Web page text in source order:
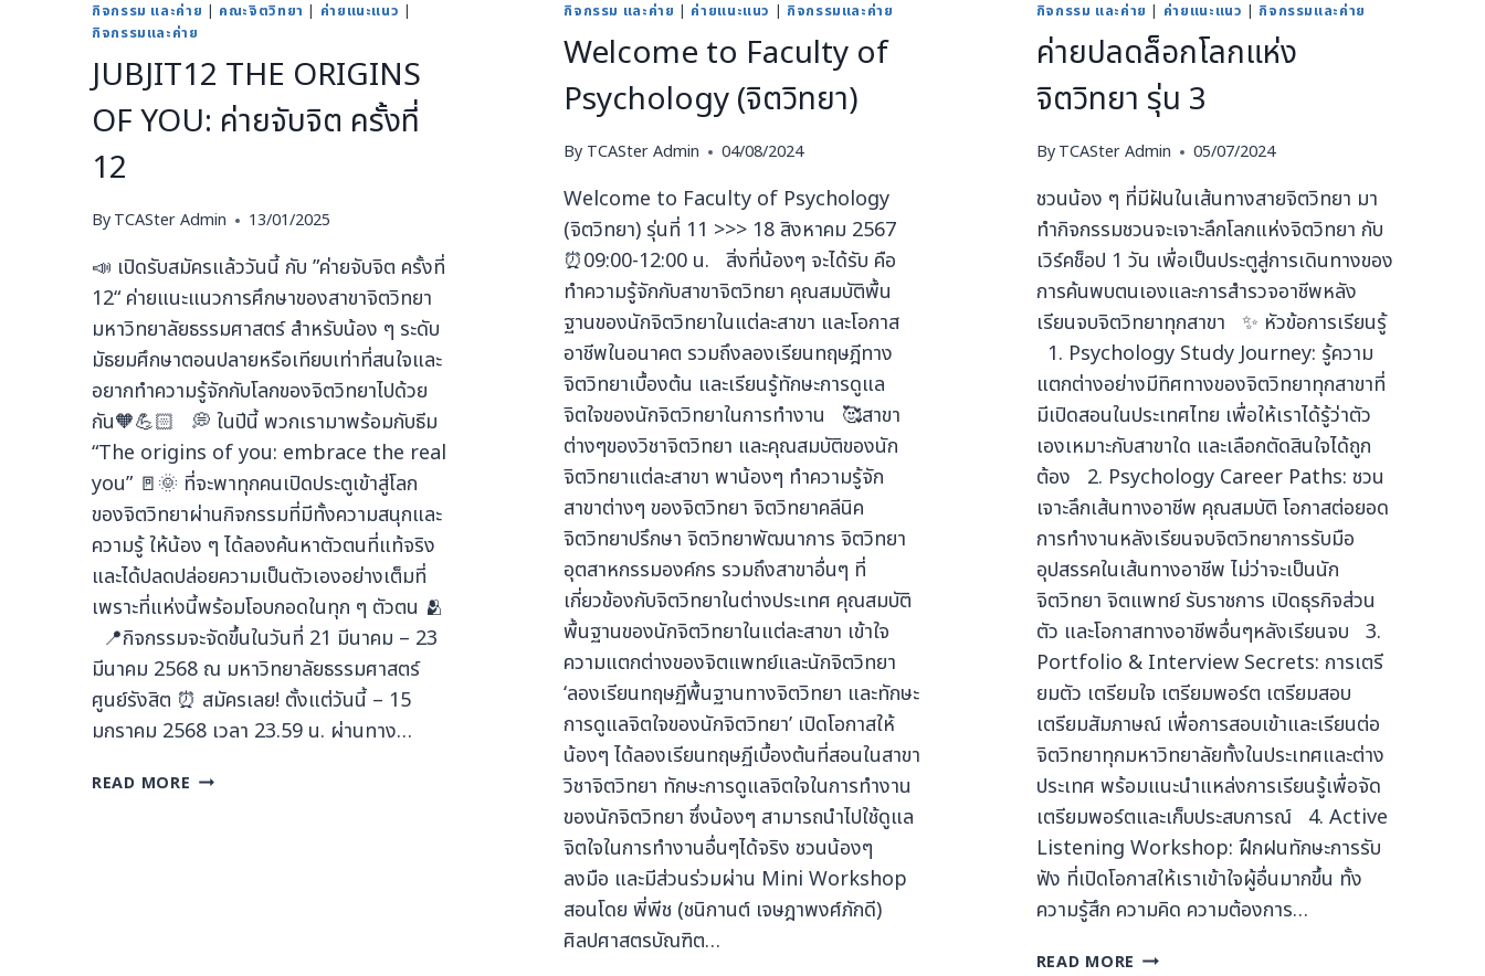
กิจกรรม และค่าย คณะจิตวิทยา ค่ายแนะแนว
กิจกรรมและค่าย
JUBJIT12 THE ORIGINS
OF YOU: ค่ายจับจิต ครั้งที่
12
ByTCASter Admin 13/01/2025
📣 เปิดรับสมัครแล้ววันนี้ กับ ”ค่ายจับจิต ครั้งที่
12“ ค่ายแนะแนวการศึกษาของสาขาจิตวิทยา
มหาวิทยาลัยธรรมศาสตร์ สำหรับน้อง ๆ ระดับ
มัธยมศึกษาตอนปลายหรือเทียบเท่าที่สนใจและ
อยากทำความรู้จักกับโลกของจิตวิทยาไปด้วย
กัน🧡💪🏻 💭 ในปีนี้ พวกเรามาพร้อมกับธีม
“The origins of you: embrace the real
you” 🚪🌞 ที่จะพาทุกคนเปิดประตูเข้าสู่โลก
ของจิตวิทยาผ่านกิจกรรมที่มีทั้งความสนุกและ
ความรู้ ให้น้อง ๆ ได้ลองค้นหาตัวตนที่แท้จริง
และได้ปลดปล่อยความเป็นตัวเองอย่างเต็มที่
เพราะที่แห่งนี้พร้อมโอบกอดในทุก ๆ ตัวตน 🫂
📍กิจกรรมจะจัดขึ้นในวันที่ 21 มีนาคม – 23
มีนาคม 2568 ณ มหาวิทยาลัยธรรมศาสตร์
ศูนย์รังสิต ⏰ สมัครเลย! ตั้งแต่วันนี้ – 15
มกราคม 2568 เวลา 23.59 น. ผ่านทาง…
READ MORE
กิจกรรม และค่าย ค่ายแนะแนว กิจกรรมและค่าย
Welcome to Faculty of
Psychology (จิตวิทยา)
By TCASter Admin 04/08/2024
Welcome to Faculty of Psychology
(จิตวิทยา) รุ่นที่ 11 >>> 18 สิงหาคม 2567
⏰09:00-12:00 น. สิ่งที่น้องๆ จะได้รับ คือ
ทำความรู้จักกับสาขาจิตวิทยา คุณสมบัติพื้น
ฐานของนักจิตวิทยาในแต่ละสาขา และโอกาส
อาชีพในอนาคต รวมถึงลองเรียนทฤษฎีทาง
จิตวิทยาเบื้องต้น และเรียนรู้ทักษะการดูแล
จิตใจของนักจิตวิทยาในการทำงาน 🥰สาขา
ต่างๆของวิชาจิตวิทยา และคุณสมบัติของนัก
จิตวิทยาแต่ละสาขา พาน้องๆ ทำความรู้จัก
สาขาต่างๆ ของจิตวิทยา จิตวิทยาคลีนิค
จิตวิทยาปรึกษา จิตวิทยาพัฒนาการ จิตวิทยา
อุตสาหกรรมองค์กร รวมถึงสาขาอื่นๆ ที่
เกี่ยวข้องกับจิตวิทยาในต่างประเทศ คุณสมบัติ
พื้นฐานของนักจิตวิทยาในแต่ละสาขา เข้าใจ
ความแตกต่างของจิตแพทย์และนักจิตวิทยา
‘ลองเรียนทฤษฏีพื้นฐานทางจิตวิทยา และทักษะ
การดูแลจิตใจของนักจิตวิทยา’ เปิดโอกาสให้
น้องๆ ได้ลองเรียนทฤษฏีเบื้องต้นที่สอนในสาขา
วิชาจิตวิทยา ทักษะการดูแลจิตใจในการทำงาน
ของนักจิตวิทยา ซึ่งน้องๆ สามารถนำไปใช้ดูแล
จิตใจในการทำงานอื่นๆได้จริง ชวนน้องๆ
ลงมือ และมีส่วนร่วมผ่าน Mini Workshop
สอนโดย พี่พีช (ชนิกานต์ เจษฎาพงศ์ภักดี)
ศิลปศาสตรบัณฑิต…
กิจกรรม และค่าย ค่ายแนะแนว กิจกรรมและค่าย
ค่ายปลดล็อกโลกแห่ง
จิตวิทยา รุ่น 3
By TCASter Admin 05/07/2024
ชวนน้อง ๆ ที่มีฝันในเส้นทางสายจิตวิทยา มา
ทำกิจกรรมชวนจะเจาะลึกโลกแห่งจิตวิทยา กับ
เวิร์คช็อป 1 วัน เพื่อเป็นประตูสู่การเดินทางของ
การค้นพบตนเองและการสำรวจอาชีพหลัง
เรียนจบจิตวิทยาทุกสาขา ✨ หัวข้อการเรียนรู้
1. Psychology Study Journey: รู้ความ
แตกต่างอย่างมีทิศทางของจิตวิทยาทุกสาขาที่
มีเปิดสอนในประเทศไทย เพื่อให้เราได้รู้ว่าตัว
เองเหมาะกับสาขาใด และเลือกตัดสินใจได้ถูก
ต้อง 2. Psychology Career Paths: ชวน
เจาะลึกเส้นทางอาชีพ คุณสมบัติ โอกาสต่อยอด
การทำงานหลังเรียนจบจิตวิทยาการรับมือ
อุปสรรคในเส้นทางอาชีพ ไม่ว่าจะเป็นนัก
จิตวิทยา จิตแพทย์ รับราชการ เปิดธุรกิจส่วน
ตัว และโอกาสทางอาชีพอื่นๆหลังเรียนจบ 3.
Portfolio & Interview Secrets: การเตรี
ยมตัว เตรียมใจ เตรียมพอร์ต เตรียมสอบ
เตรียมสัมภาษณ์ เพื่อการสอบเข้าและเรียนต่อ
จิตวิทยาทุกมหาวิทยาลัยทั้งในประเทศและต่าง
ประเทศ พร้อมแนะนำแหล่งการเรียนรู้เพื่อจัด
เตรียมพอร์ตและเก็บประสบการณ์ 4. Active
Listening Workshop: ฝึกฝนทักษะการรับ
ฟัง ที่เปิดโอกาสให้เราเข้าใจผู้อื่นมากขึ้น ทั้ง
ความรู้สึก ความคิด ความต้องการ…
READ MORE